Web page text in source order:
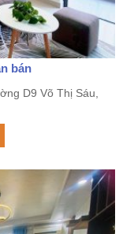
bán
D9 Võ Thị Sáu,